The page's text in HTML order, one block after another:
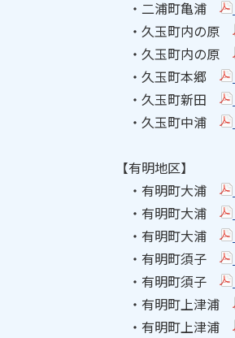
・二浦町亀浦
・久玉町内の原
・久玉町内の原
・久玉町本郷
・久玉町新田
・久玉町中浦
【有明地区】
・有明町大浦
・有明町大浦
・有明町大浦
・有明町須子
・有明町須子
・有明町上津浦
・有明町上津浦